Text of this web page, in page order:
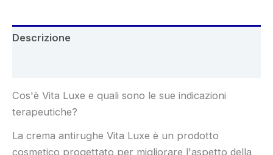
Descrizione
Cos'è Vita Luxe e quali sono le sue indicazioni
terapeutiche?
La crema antirughe Vita Luxe è un prodotto
cosmetico progettato per migliorare l'aspetto della